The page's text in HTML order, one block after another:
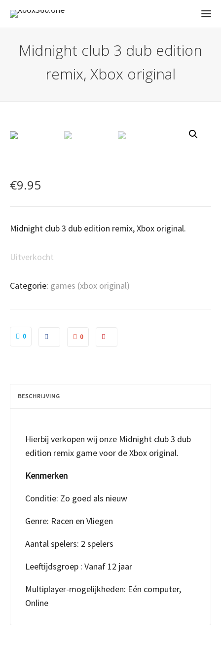
Midnight club 3 dub edition
remix, Xbox original
€9.95
Midnight club 3 dub edition remix, Xbox original.
Uitverkocht
Categorie: games (xbox original)
0 0
BESCHRIJVING
Hierbij verkopen wij onze Midnight club 3 dub
edition remix game voor de Xbox original.
Kenmerken
Conditie: Zo goed als nieuw
Genre: Racen en Vliegen
Aantal spelers: 2 spelers
Leeftijdsgroep : Vanaf 12 jaar
Multiplayer-mogelijkheden: Eén computer,
Online